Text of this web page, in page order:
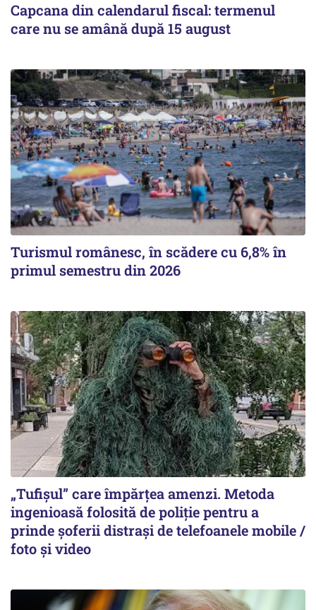
Capcana din calendarul fiscal: termenul
care nu se amână după 15 august
Turismul românesc, în scădere cu 6,8% în
primul semestru din 2026
„Tufișul” care împărțea amenzi. Metoda
ingenioasă folosită de poliție pentru a
prinde șoferii distrași de telefoanele mobile /
foto și video